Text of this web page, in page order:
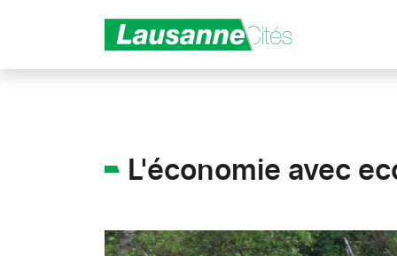
L'économie avec